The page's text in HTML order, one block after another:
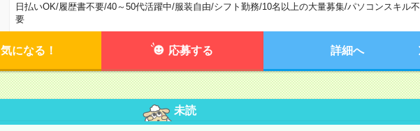
日払いOK/履歴書不要/40～50代活躍中/服装自由/シフト勤務/10名以上の大量募集/パソコンスキル不
要
気になる！ 応募する 詳細へ
未読